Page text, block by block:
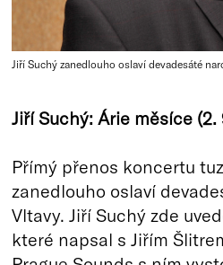
Jiří Suchý zanedlouho oslaví devadesáté
Jiří Suchý: Árie měsíce (2.
Přímý přenos koncertu
zanedlouho oslaví
Vltavy. Jiří Suchý zde
které napsal s Jiřím